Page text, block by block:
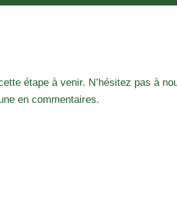
étape à venir. N’hésitez pas à
en commentaires.